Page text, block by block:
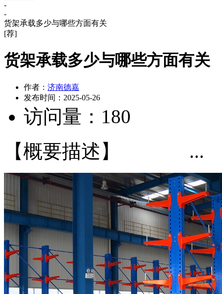
-
-
货架承载多少与哪些方面有关
[荐]
货架承载多少与哪些方面有关
作者： 济南德嘉
发布时间： 2025-05-26
访问量： 180
【概要描述】
...